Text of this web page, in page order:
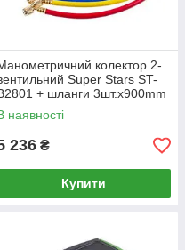
колектор 2-
Super Stars ST-
+ шланги 3шт.x900mm
R32 R407C R134A)
наявності
236 ₴
Купити